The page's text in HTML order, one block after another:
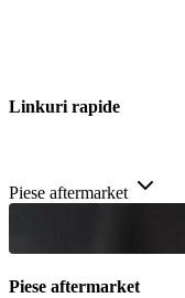
Linkuri rapide
Piese aftermarket
Piese aftermarket